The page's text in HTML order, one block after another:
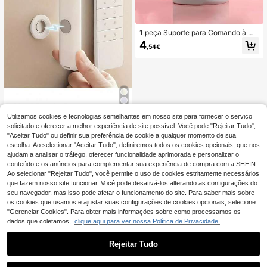
2pcs/Conjunto Ganchos Magnético
s de Parede - Instalação Fácil, Sup
orte Magnético Anti-Perda para Co
mando à Distância & Frigorífico, Org
anizador Doméstico com Superfície
Polida, Ganchos Práticos (Adequad
o Apenas para Artigos Pequenos)
3 ,18€
1 peça Suporte para Comando à Dis
tância com 2 Divisórias, Organizad
or de Secretária, Adequado para Co
4 ,54€
Utilizamos cookies e tecnologias semelhantes em nosso site para fornecer o serviço
solicitado e oferecer a melhor experiência de site possível. Você pode "Rejeitar Tudo",
"Aceitar Tudo" ou definir sua preferência de cookie a qualquer momento de sua
escolha. Ao selecionar "Aceitar Tudo", definiremos todos os cookies opcionais, que nos
ajudam a analisar o tráfego, oferecer funcionalidade aprimorada e personalizar o
conteúdo e os anúncios para complementar sua experiência de compra com a SHEIN.
Ao selecionar "Rejeitar Tudo", você permite o uso de cookies estritamente necessários
que fazem nosso site funcionar. Você pode desativá-los alterando as configurações do
seu navegador, mas isso pode afetar o funcionamento do site. Para saber mais sobre
os cookies que usamos e ajustar suas configurações de cookies opcionais, selecione
"Gerenciar Cookies". Para obter mais informações sobre como processamos os
dados que coletamos, clique aqui para ver nossa Política de Privacidade.
Rejeitar Tudo